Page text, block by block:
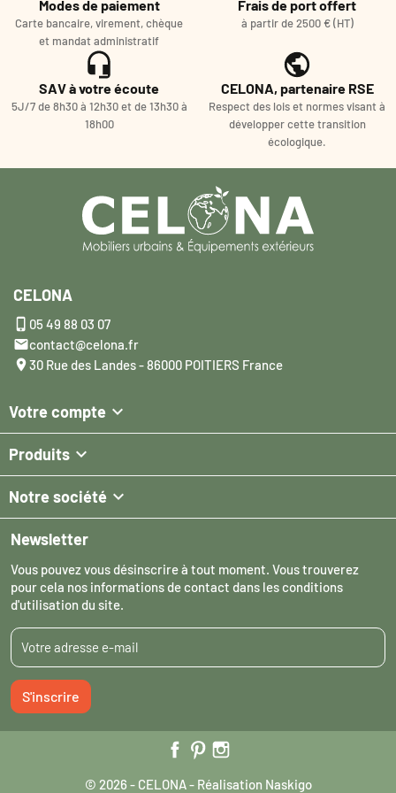
Modes de paiement
Carte bancaire, virement, chèque
et mandat administratif
Frais de port offert
à partir de 2500 € (HT)
SAV à votre écoute
5J/7 de 8h30 à 12h30 et de 13h30 à
18h00
CELONA, partenaire RSE
Respect des lois et normes visant à
développer cette transition
écologique.
CELONA
 05 49 88 03 07
contact@celona.fr
30 Rue des Landes - 86000 POITIERS France
Votre compte 
Produits 
Notre société 
Newsletter
Vous pouvez vous désinscrire à tout moment. Vous trouverez
pour cela nos informations de contact dans les conditions
d'utilisation du site.
S'inscrire
© 2026 - CELONA - Réalisation Naskigo